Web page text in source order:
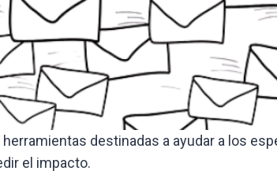
destinadas a ayudar a los
el impacto.